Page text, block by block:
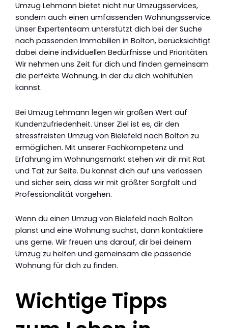
Umzug Lehmann bietet nicht nur Umzugsservices,
sondern auch einen umfassenden Wohnungsservice.
Unser Expertenteam unterstützt dich bei der Suche
nach passenden Immobilien in Bolton, berücksichtigt
dabei deine individuellen Bedürfnisse und Prioritäten.
Wir nehmen uns Zeit für dich und finden gemeinsam
die perfekte Wohnung, in der du dich wohlfühlen
kannst.
Bei Umzug Lehmann legen wir großen Wert auf
Kundenzufriedenheit. Unser Ziel ist es, dir den
stressfreisten Umzug von Bielefeld nach Bolton zu
ermöglichen. Mit unserer Fachkompetenz und
Erfahrung im Wohnungsmarkt stehen wir dir mit Rat
und Tat zur Seite. Du kannst dich auf uns verlassen
und sicher sein, dass wir mit größter Sorgfalt und
Professionalität vorgehen.
Wenn du einen Umzug von Bielefeld nach Bolton
planst und eine Wohnung suchst, dann kontaktiere
uns gerne. Wir freuen uns darauf, dir bei deinem
Umzug zu helfen und gemeinsam die passende
Wohnung für dich zu finden.
Wichtige Tipps